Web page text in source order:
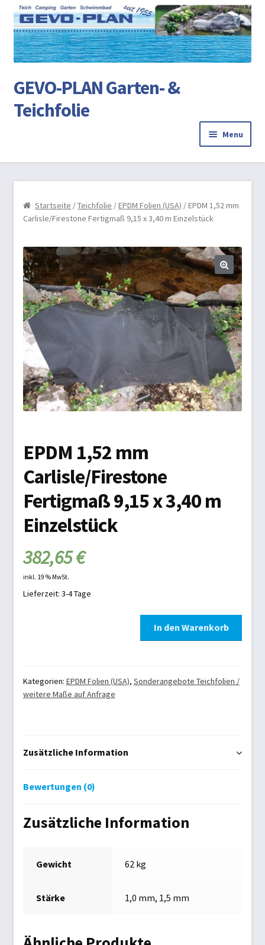
to
to
GEVO-PLAN Garten- &
Teichfolie
Menu
Startseite
Teichbau
AGB
Biogasdächer
Datenschutzbelehrung
Gartenmöbel
Impressum
Kasse
Markisen/Sonnenschutz
Mein Konto
Planen aller Art
Schwimmbadabdeckung
Teichtechnik
Widerrufsbelehrung
Zelte und Camping
Startseite /Teichfolie /EPDM Folien (USA) / EPDM 1,52 mm
Carlisle/Firestone Fertigmaß 9,15 x 3,40 m Einzelstück
EPDM 1,52 mm
Carlisle/Firestone
Fertigmaß 9,15 x 3,40 m
Einzelstück
382,65€
inkl. 19 % MwSt.
Lieferzeit: 3-4 Tage
Fertigmaß
9,15
Einzelstück
In den Warenkorb
Kategorien: EPDM Folien (USA), Sonderangebote Teichfolien /
weitere Maße auf Anfrage
Zusätzliche Information
Bewertungen (0)
Zusätzliche Information
Gewicht 62 kg
Stärke 1,0 mm, 1,5 mm